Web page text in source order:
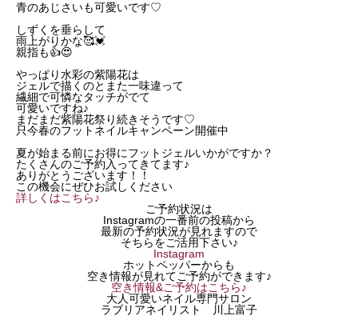
青のあじさいも可愛いです♡
しずくを垂らして
雨上がりかな🥰💓
親指も👍😍
やっぱり水彩の紫陽花は
ジェルで描くのとまた一味違って
繊細で可憐なタッチがでて
可愛いですね♪
まだまだ紫陽花祭り続きそうです♡
只今春のフットネイルキャンペーン開催中
夏が始まる前にお得にフットジェルいかがですか？
たくさんのご予約入ってきてます♪
ありがとうございます！！
この機会にぜひお試しください
詳しくはこちら♪
ご予約状況は
Instagramの一番前の投稿から
最新の予約状況が見れますので
そちらをご活用下さい♪
Instagram
ホットペッパーからも
空き情報が見れてご予約ができます♪
空き情報&ご予約はこちら♪
大人可愛いネイル専門サロン
ラブリアネイリスト 川上富子